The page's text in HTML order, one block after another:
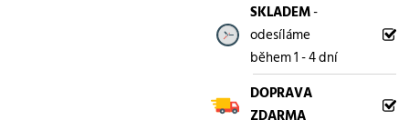
SKLADEM-
odesíláme
během 1 - 4 dní
DOPRAVA
ZDARMA